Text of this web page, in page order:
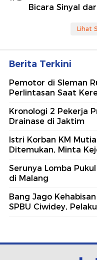
Bicara Sinyal
Lihat
Berita Terkini
Pemotor di Sleman
Perlintasan Saat
Kronologi 2 Pekerja
Drainase di Jaktim
Istri Korban KM
Ditemukan, Minta
Serunya Lomba
di Malang
Bang Jago
SPBU Ciwidey,